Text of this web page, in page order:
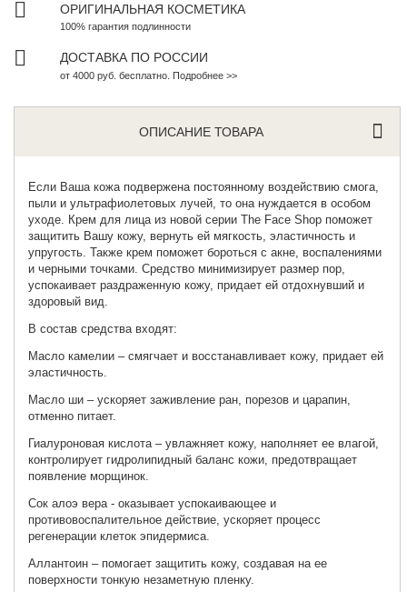
ОРИГИНАЛЬНАЯ КОСМЕТИКА
100% гарантия подлинности
ДОСТАВКА ПО РОССИИ
от 4000 руб. бесплатно. Подробнее >>
ОПИСАНИЕ ТОВАРА
Если Ваша кожа подвержена постоянному воздействию смога,
пыли и ультрафиолетовых лучей, то она нуждается в особом
уходе. Крем для лица из новой серииThe Face Shop поможет
защитить Вашу кожу, вернуть ей мягкость, эластичность и
упругость. Также крем поможет бороться с акне, воспалениями
и черными точками. Средство минимизирует размер пор,
успокаивает раздраженную кожу, придает ей отдохнувший и
здоровый вид.
В состав средства входят:
Масло камелии – смягчает и восстанавливает кожу, придает ей
эластичность.
Масло ши – ускоряет заживление ран, порезов и царапин,
отменно питает.
Гиалуроновая кислота – увлажняет кожу, наполняет ее влагой,
контролирует гидролипидный баланс кожи, предотвращает
появление морщинок.
Сок алоэ вера - оказывает успокаивающее и
противовоспалительное действие, ускоряет процесс
регенерации клеток эпидермиса.
Аллантоин – помогает защитить кожу, создавая на ее
поверхности тонкую незаметную пленку.